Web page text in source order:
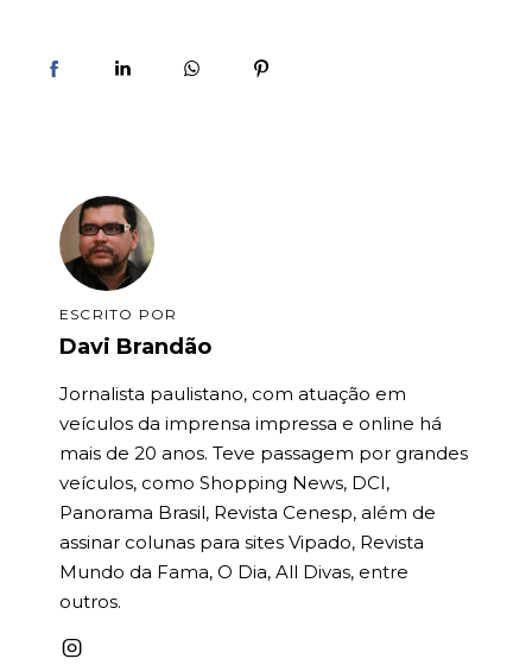
ESCRITO POR
Davi Brandão
Jornalista paulistano, com atuação em
veículos da imprensa impressa e online há
mais de 20 anos. Teve passagem por grandes
veículos, como Shopping News, DCI,
Panorama Brasil, Revista Cenesp, além de
assinar colunas para sites Vipado, Revista
Mundo da Fama, O Dia, All Divas, entre
outros.